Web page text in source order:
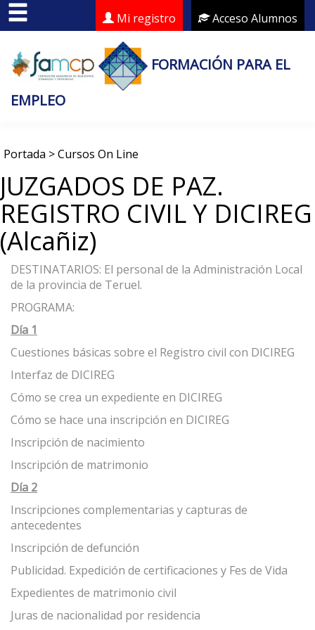
Acceso Alumnos
Mi registro
FORMACIÓN PARA EL
EMPLEO
Portada >Cursos On Line
JUZGADOS DE PAZ.
REGISTRO CIVIL Y DICIREG
(Alcañiz)
DESTINATARIOS: El personal de la Administración Local
de la provincia de Teruel.
PROGRAMA:
Día 1
Cuestiones básicas sobre el Registro civil con DICIREG
Interfaz de DICIREG
Cómo se crea un expediente en DICIREG
Cómo se hace una inscripción en DICIREG
Inscripción de nacimiento
Inscripción de matrimonio
Día 2
Inscripciones complementarias y capturas de
antecedentes
Inscripción de defunción
Publicidad. Expedición de certificaciones y Fes de Vida
Expedientes de matrimonio civil
Juras de nacionalidad por residencia